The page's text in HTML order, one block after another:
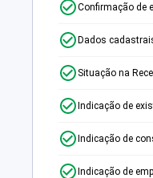
Confirmação de
Dados
Situação na
Indicação de
Indicação de
Indicação de